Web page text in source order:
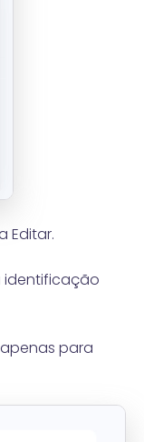
Editar.
identificação
para